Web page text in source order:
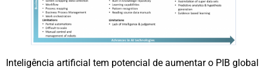
Inteligência artificial tem potencial de aumentar o PIB global